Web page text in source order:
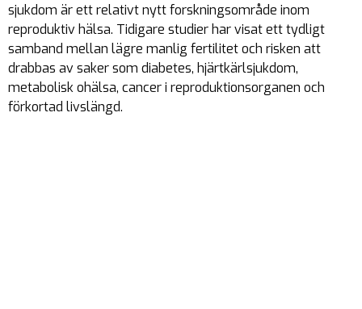
sjukdom är ett relativt nytt forskningsområde inom
reproduktiv hälsa. Tidigare studier har visat ett tydligt
samband mellan lägre manlig fertilitet och risken att
drabbas av saker som diabetes, hjärtkärlsjukdom,
metabolisk ohälsa, cancer i reproduktionsorganen och
förkortad livslängd.